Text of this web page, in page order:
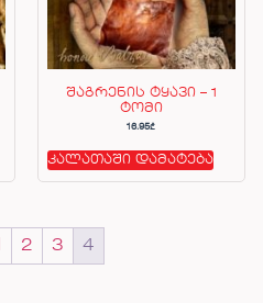
შაგრენის ტყავი – 1
ტომი
16.95₾
კალათაში დამატება
2 3 4